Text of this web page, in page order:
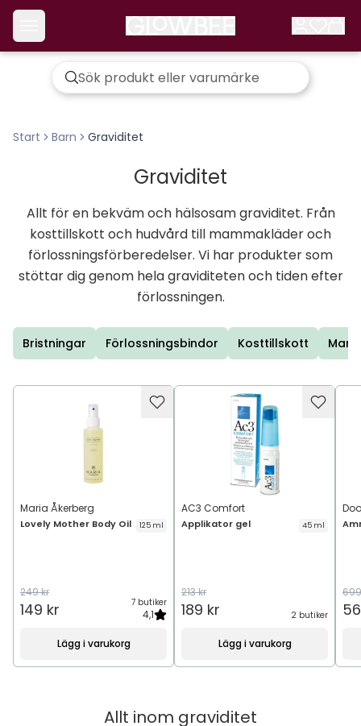
Start Barn Graviditet
Graviditet
Allt för en bekväm och hälsosam graviditet. Från
kosttillskott och hudvård till mammakläder och
förlossningsförberedelser. Vi har produkter som
stöttar dig genom hela graviditeten och tiden efter
förlossningen.
Bristningar Förlossningsbindor Kosttillskott
Maria Åkerberg
Lovely Mother Body Oil 125 ml
249 kr
149 kr 7 butiker
4,1
Lägg i varukorg
AC3 Comfort
Applikator gel 45 ml
213 kr
189 kr 2 butiker
Lägg i varukorg
Allt inom graviditet